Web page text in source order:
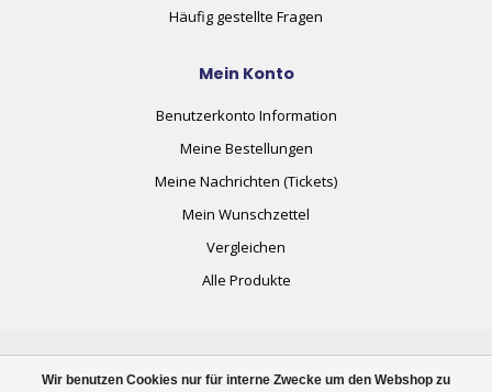
Wir benutzen Cookies nur für interne Zwecke um den Webshop zu
Häufig gestellte Fragen
Mein Konto
Benutzerkonto Information
Meine Bestellungen
Meine Nachrichten (Tickets)
Mein Wunschzettel
Vergleichen
Alle Produkte